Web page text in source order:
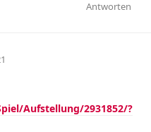
Antworten
Aufstellung/2931852/?